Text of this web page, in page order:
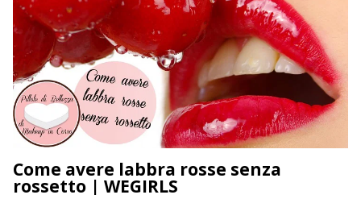
Come avere labbra rosse senza
rossetto | WEGIRLS